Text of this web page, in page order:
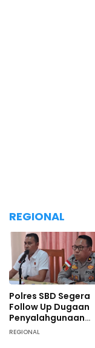
REGIONAL
Polres SBD Segera
Follow Up Dugaan
Penyalahgunaan
Dana Desa di Desa
REGIONAL